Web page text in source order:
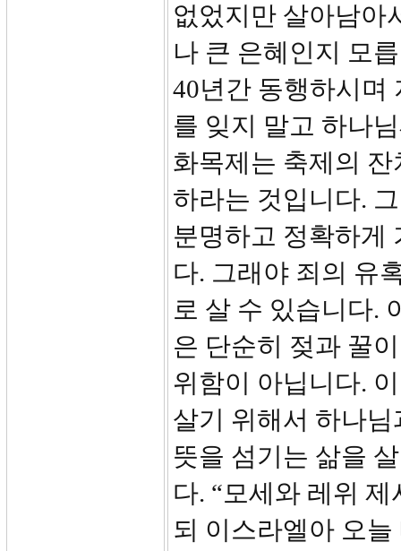
없었지만 살아남아
나 큰 은혜인지 모
40년간 동행하시며
를 잊지 말고 하나
화목제는 축제의
하라는 것입니다.
분명하고 정확하게
다. 그래야 죄의 유
로 살 수 있습니다.
은 단순히 젖과 꿀
위함이 아닙니다.
살기 위해서 하나
뜻을 섬기는 삶을
다. “모세와 레위
되 이스라엘아 오